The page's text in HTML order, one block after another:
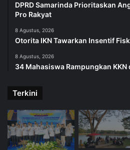
DPRD Samarinda Prioritaskan
Pro Rakyat
8 Agustus, 2026
Otorita IKN Tawarkan Insentif
8 Agustus, 2026
34 Mahasiswa Rampungkan KKN
Terkini